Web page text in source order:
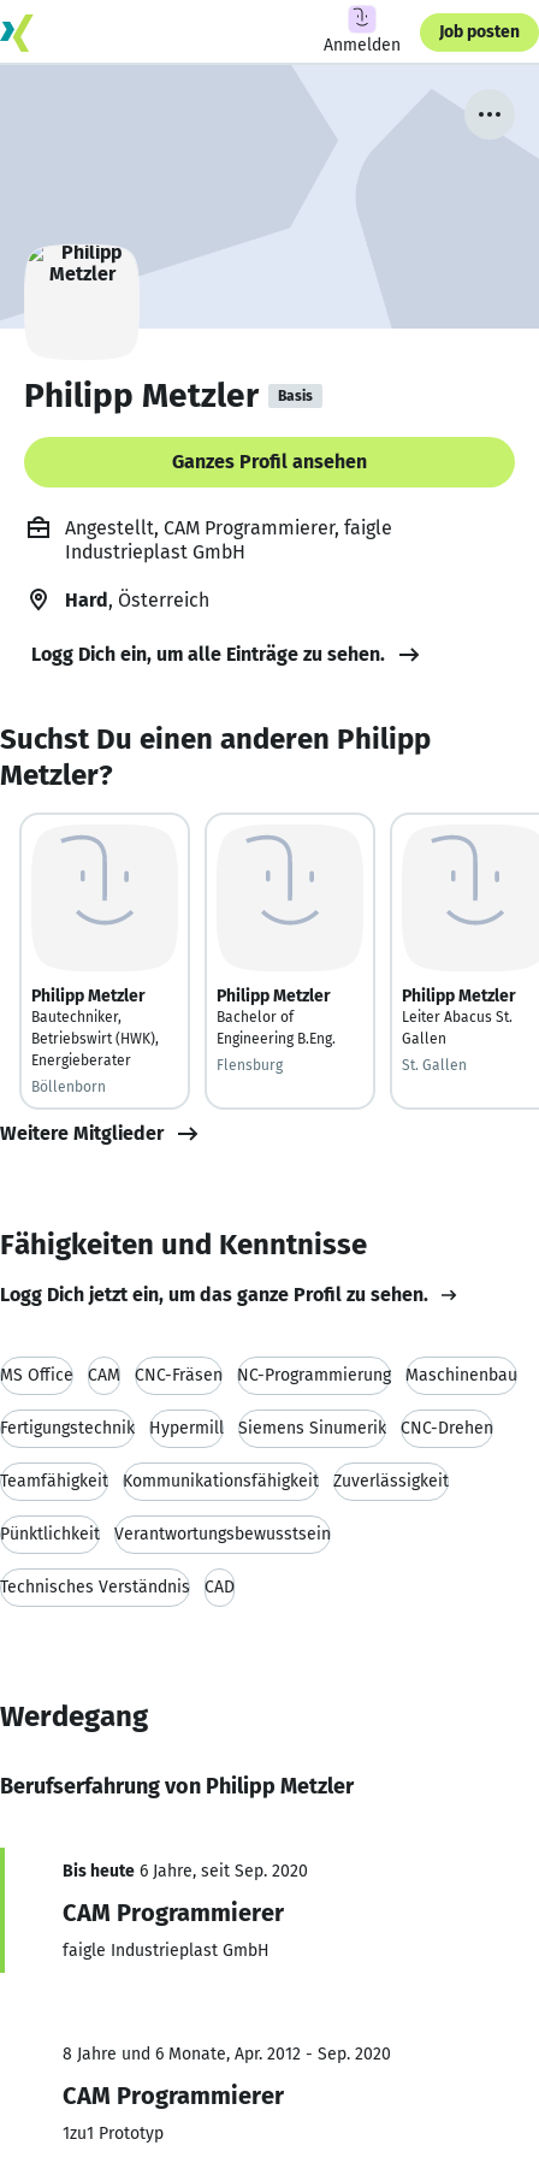
Anmelden
Job posten
Philipp Metzler Basis
Ganzes Profil ansehen
Angestellt, CAM Programmierer, faigle
Industrieplast GmbH
Hard, Österreich
Logg Dich ein, um alle Einträge zu sehen.
Suchst Du einen anderen Philipp
Metzler?
Philipp Metzler
Bautechniker,
Betriebswirt (HWK),
Energieberater
Böllenborn
Philipp Metzler
Bachelor of
Engineering B.Eng.
Flensburg
Philipp Metzler
Leiter Abacus St.
Gallen
St. Gallen
Weitere Mitglieder
Fähigkeiten und Kenntnisse
Logg Dich jetzt ein, um das ganze Profil zu sehen.
MS Office CAM CNC-Fräsen NC-Programmierung Maschinenbau
Fertigungstechnik Hypermill Siemens Sinumerik CNC-Drehen
Teamfähigkeit Kommunikationsfähigkeit Zuverlässigkeit
Pünktlichkeit Verantwortungsbewusstsein
Technisches Verständnis CAD
Werdegang
Berufserfahrung von Philipp Metzler
Bis heute 6 Jahre, seit Sep. 2020
CAM Programmierer
faigle Industrieplast GmbH
8 Jahre und 6 Monate, Apr. 2012 - Sep. 2020
CAM Programmierer
1zu1 Prototyp